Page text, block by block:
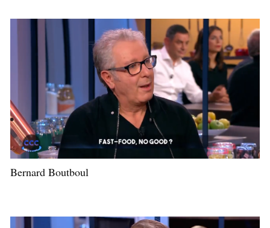
Bernard Boutboul